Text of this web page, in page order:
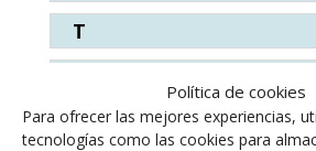
Política de cookies
Para ofrecer las mejores experiencias,
tecnologías como las cookies para
T
W